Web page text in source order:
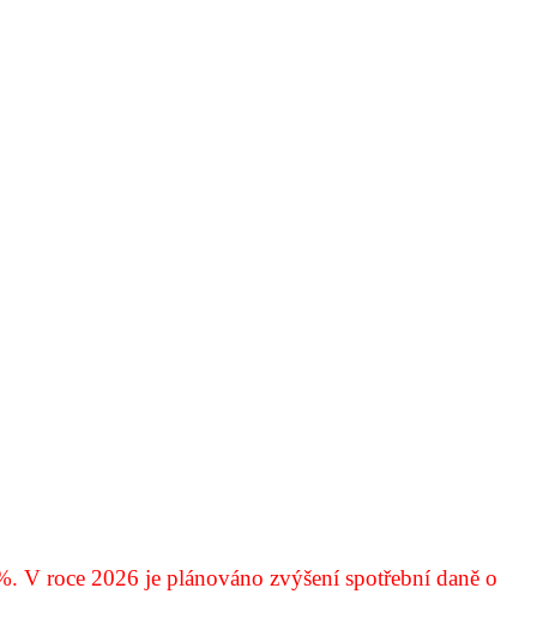
V roce 2026 je plánováno zvýšení spotřební daně o